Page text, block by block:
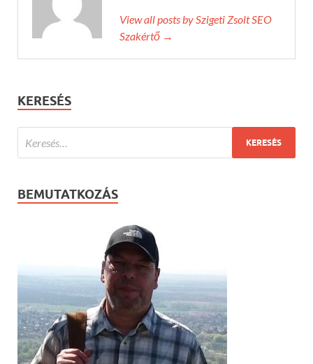
View all posts by Szigeti Zsolt SEO
Szakértő →
KERESÉS
BEMUTATKOZÁS